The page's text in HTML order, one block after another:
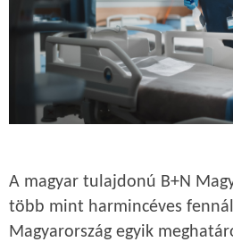
A magyar tulajdonú B+N
több mint harmincéves
Magyarország egyik